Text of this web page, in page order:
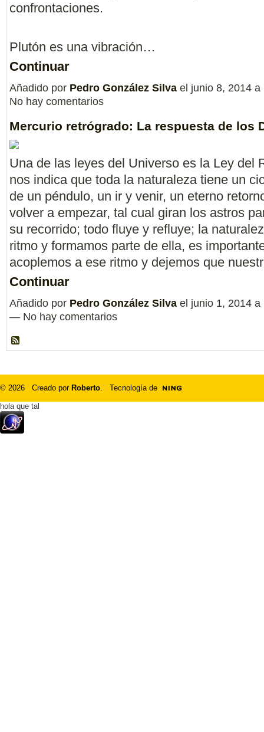
confrontaciones.
Plutón es una vibración…
Continuar
Añadido por Pedro González Silva el junio 8, 2014
No hay comentarios
Mercurio retrógrado: La respuesta de los
Una de las leyes del Universo es la Ley del
nos indica que toda la naturaleza tiene un
de un péndulo, un ir y venir, un eterno
volver a empezar, tal cual giran los astros
su recorrido; todo fluye y refluye; la
ritmo y formamos parte de ella, es
acoplemos a ese ritmo y dejemos que
Continuar
Añadido por Pedro González Silva el junio 1, 2014 a
— No hay comentarios
© 2026 Creado por Roberto. Tecnología de
hola que tal